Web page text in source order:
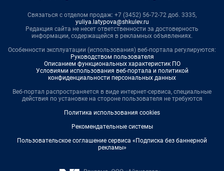
Связаться с отделом продаж: +7 (3452) 56-72-72 доб. 3335,
yuliya.latypova@shkulev.ru
Редакция сайта не несет ответственности за достоверность
информации, содержащейся в рекламных объявлениях.
Особенности эксплуатации (использования) веб-портала регулируются:
Руководством пользователя
Описанием функциональных характеристик ПО
Условиями использования веб-портала и политикой
конфиденциальности персональных данных
Веб-портал распространяется в виде интернет-сервиса, специальные
действия по установке на стороне пользователя не требуются
Политика использования cookies
Рекомендательные системы
Пользовательское соглашение сервиса «Подписка без баннерной
рекламы»